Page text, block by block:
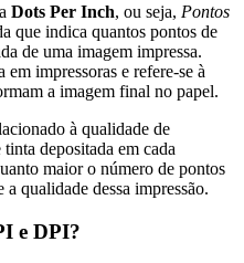
Dots Per Inch, ou seja, Pontos
que indica quantos pontos de
de uma imagem impressa.
impressoras e refere-se à
a imagem final no papel.
à qualidade de
depositada em cada
maior o número de pontos
qualidade dessa impressão.
e DPI?